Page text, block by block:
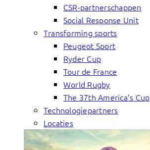
CSR-partnerschappen
Social Response Unit
Transforming sports
Peugeot Sport
Ryder Cup
Tour de France
World Rugby
The 37th America’s Cup
Technologiepartners
Locaties